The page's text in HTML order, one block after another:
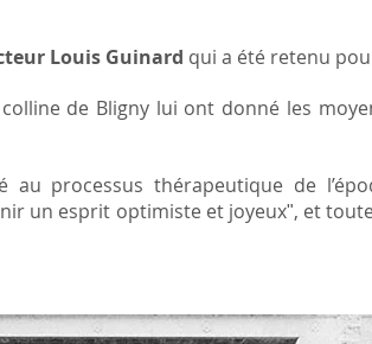
Louis Guinard qui a été retenu
de Bligny lui ont donné les
processus thérapeutique de
un esprit optimiste et joyeuxʺ, et